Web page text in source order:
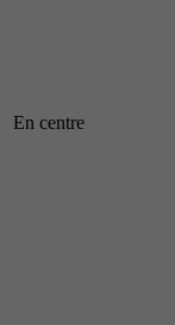
En centre